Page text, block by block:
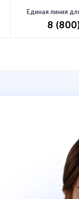
Единая линия
8